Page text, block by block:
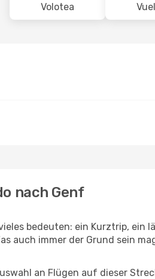
Volotea
nach Genf
bedeuten: ein Kurztrip,
auch immer der Grund sein
an Flügen auf dieser